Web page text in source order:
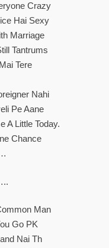
Crazy
Hai Sexy
Marriage
Tantrums
Tere
Nahi
Pe Aane
A Little Today.
Chance
Man
Go PK
Nai Th